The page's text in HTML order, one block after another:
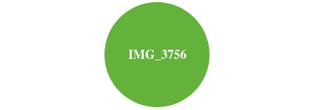
IMG_3756